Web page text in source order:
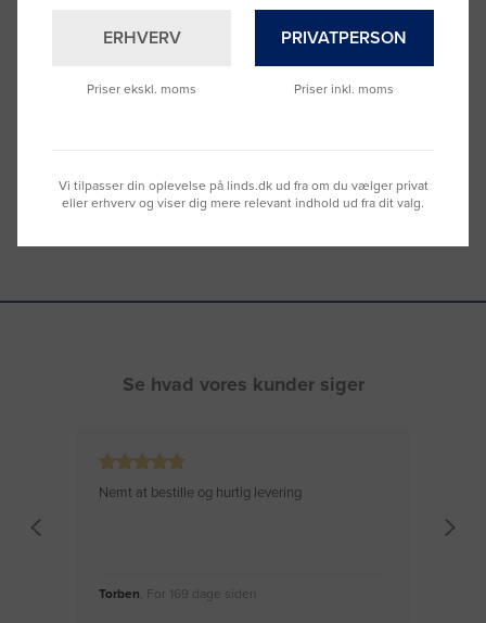
Brug for hjælp?
9992 0233
Vi sidder klar til at hjælpe dig.
Se hvad vores kunder siger
Nemt at bestille og hurtig levering
Torben , For 169 dage siden
ERHVERV
Priser ekskl. moms
PRIVATPERSON
Priser inkl. moms
Vi tilpasser din oplevelse på linds.dk ud fra om du vælger privat
eller erhverv og viser dig mere relevant indhold ud fra dit valg.